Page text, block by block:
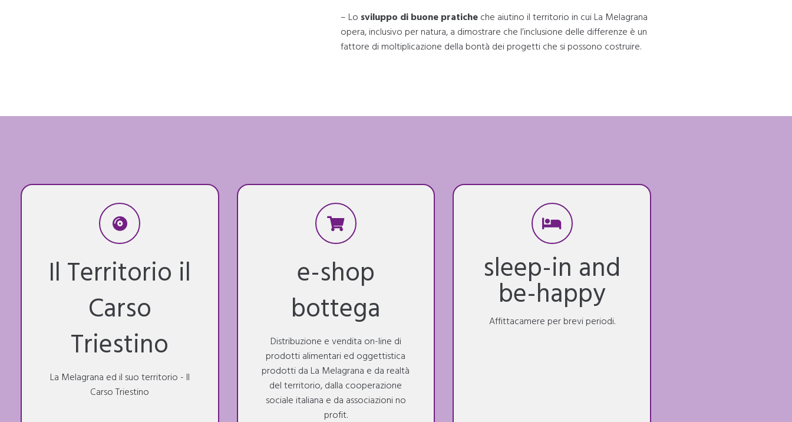
– Lo sviluppo di buone pratiche che aiutino il territorio in cui La Melagrana
opera, inclusivo per natura, a dimostrare che l’inclusione delle differenze è un
fattore di moltiplicazione della bontà dei progetti che si possono costruire.
Il Territorio il
Carso
Triestino
La Melagrana ed il suo territorio - Il
Carso Triestino
e-shop
bottega
Distribuzione e vendita on-line di
prodotti alimentari ed oggettistica
prodotti da La Melagrana e da realtà
del territorio, dalla cooperazione
sociale italiana e da associazioni no
profit.
sleep-in and
be-happy
Affittacamere per brevi periodi.